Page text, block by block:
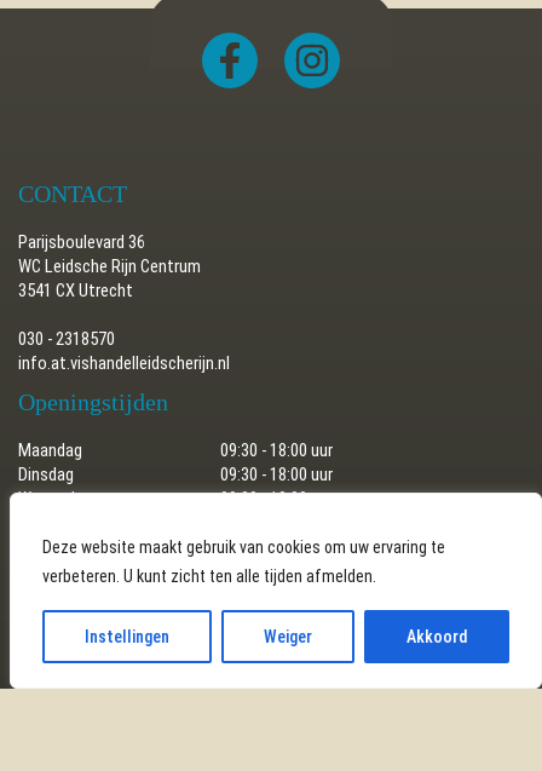
Deze website maakt gebruik van cookies om uw ervaring te
verbeteren. U kunt zicht ten alle tijden afmelden.
Instellingen Weiger Akkoord
CONTACT
Parijsboulevard 36
WC Leidsche Rijn Centrum
3541 CX Utrecht
030 - 2318570
info.at.vishandelleidscherijn.nl
Openingstijden
Maandag
09:30 - 18:00 uur
Dinsdag
09:30 - 18:00 uur
Woensdag
09:30 - 18:00 uur
Vrijdag
09:30 - 18:00 uur
Zaterdag
09:30 - 17:30 uur